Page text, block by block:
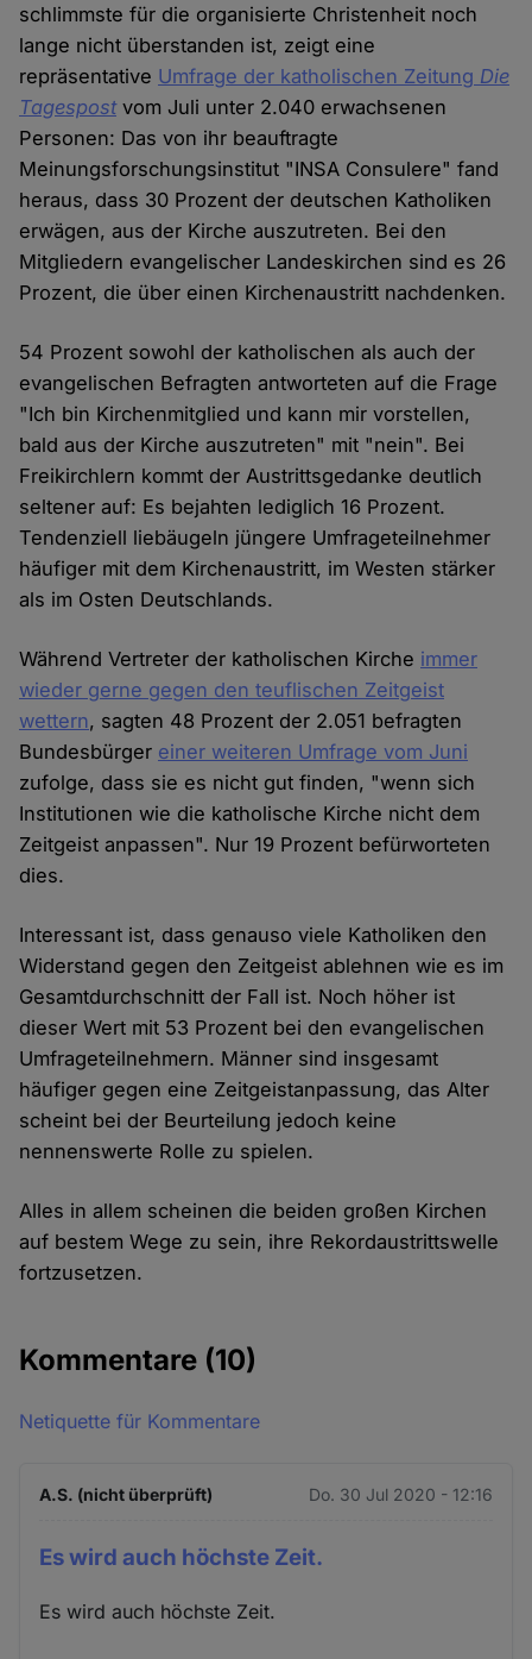
schlimmste für die organisierte Christenheit noch
lange nicht überstanden ist, zeigt eine
repräsentative Umfrage der katholischen Zeitung Die
Tagespostvom Juli unter 2.040 erwachsenen
Personen: Das von ihr beauftragte
Meinungsforschungsinstitut "INSA Consulere" fand
heraus, dass 30 Prozent der deutschen Katholiken
erwägen, aus der Kirche auszutreten. Bei den
Mitgliedern evangelischer Landeskirchen sind es 26
Prozent, die über einen Kirchenaustritt nachdenken.
54 Prozent sowohl der katholischen als auch der
evangelischen Befragten antworteten auf die Frage
"Ich bin Kirchenmitglied und kann mir vorstellen,
bald aus der Kirche auszutreten" mit "nein". Bei
Freikirchlern kommt der Austrittsgedanke deutlich
seltener auf: Es bejahten lediglich 16 Prozent.
Tendenziell liebäugeln jüngere Umfrageteilnehmer
häufiger mit dem Kirchenaustritt, im Westen stärker
als im Osten Deutschlands.
Während Vertreter der katholischen Kirche immer
wieder gerne gegen den teuflischen Zeitgeist
wettern, sagten 48 Prozent der 2.051 befragten
Bundesbürger einer weiteren Umfrage vom Juni
zufolge, dass sie es nicht gut finden, "wenn sich
Institutionen wie die katholische Kirche nicht dem
Zeitgeist anpassen". Nur 19 Prozent befürworteten
dies.
Interessant ist, dass genauso viele Katholiken den
Widerstand gegen den Zeitgeist ablehnen wie es im
Gesamtdurchschnitt der Fall ist. Noch höher ist
dieser Wert mit 53 Prozent bei den evangelischen
Umfrageteilnehmern. Männer sind insgesamt
häufiger gegen eine Zeitgeistanpassung, das Alter
scheint bei der Beurteilung jedoch keine
nennenswerte Rolle zu spielen.
Alles in allem scheinen die beiden großen Kirchen
auf bestem Wege zu sein, ihre Rekordaustrittswelle
fortzusetzen.
Kommentare (10)
Netiquette für Kommentare
A.S. (nicht überprüft) Do. 30 Jul 2020 - 12:16
Es wird auch höchste Zeit.
Es wird auch höchste Zeit.